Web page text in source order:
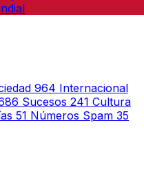
964 Internacional
Sucesos 241 Cultura
51 Números Spam 35